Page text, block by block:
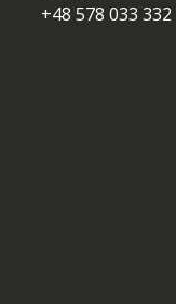
+48 578 033 332